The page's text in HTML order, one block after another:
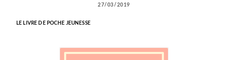
27/03/2019
LE LIVRE DE POCHE JEUNESSE